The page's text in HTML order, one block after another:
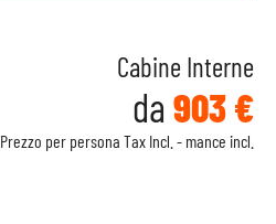
Cabine Interne
da 903 €
Prezzo per persona Tax Incl. - mance incl.